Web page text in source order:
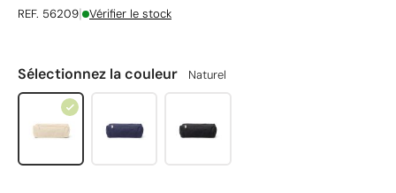
REF. 56209| Vérifier le stock
Sélectionnez la couleur Naturel